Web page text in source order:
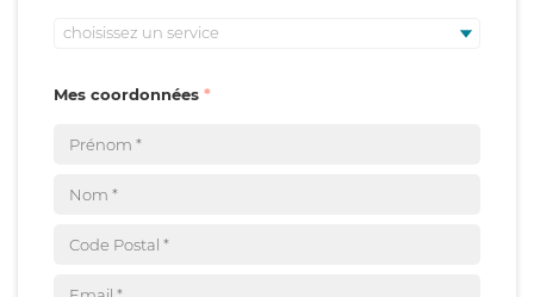
choisissez un service
Mes coordonnées